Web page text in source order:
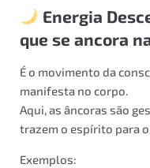
Energia
que se ancora
É o movimento da
manifesta no corpo.
Aqui, as âncoras são
trazem o espírito para
Exemplos: